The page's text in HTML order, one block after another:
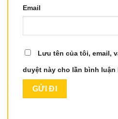
Email
Lưu tên của tôi, email,
duyệt này cho lần bình luận